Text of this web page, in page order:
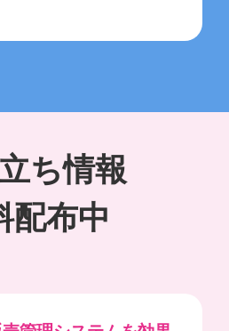
ち情報
配布中